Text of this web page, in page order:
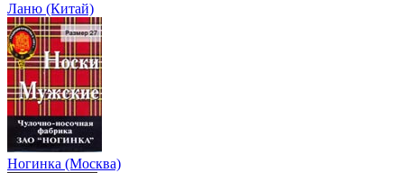
Ланю (Китай)
Ногинка (Москва)